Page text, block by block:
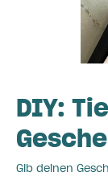
DIY:
Gib deinen